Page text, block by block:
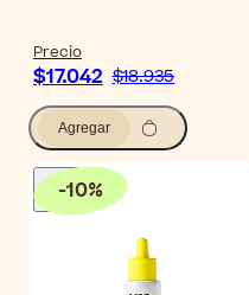
Precio
$17.042 $18.935
Agregar
-10%